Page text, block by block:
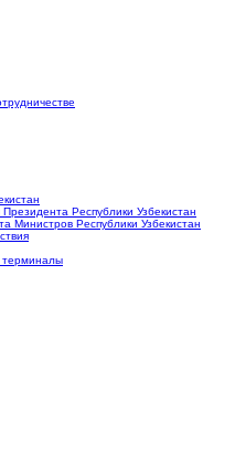
Республики Узбекистан
Министров Республики Узбекистан
терминалы